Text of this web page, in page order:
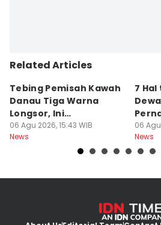
Related Articles
Tebing Pemisah Kawah
Danau Tiga Warna
Longsor, Ini
Penyebabnya!
06 Agu 2026, 15:43 WIB
News
7
06
News